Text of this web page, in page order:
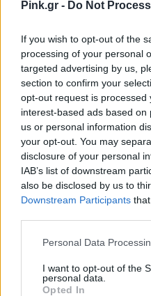
Pink.gr - Do Not
If you wish to opt-out of the
processing of your personal
targeted advertising by us,
section to confirm your
opt-out request is processed
interest-based ads based
us or personal information
your opt-out. You may
disclosure of your personal
IAB’s list of downstream
also be disclosed by us to
Downstream Participants
Personal Data
I want to opt-out of the
personal data.
Opted In
Ακολουθήστε το